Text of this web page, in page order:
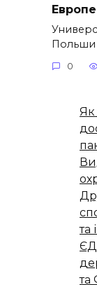
Европе
Польши
0
Як
та
та